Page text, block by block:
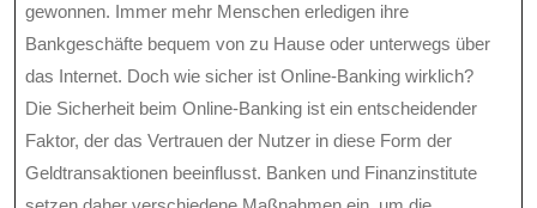
gewonnen. Immer mehr Menschen erledigen ihre
Bankgeschäfte bequem von zu Hause oder unterwegs über
das Internet. Doch wie sicher ist Online-Banking wirklich?
Die Sicherheit beim Online-Banking ist ein entscheidender
Faktor, der das Vertrauen der Nutzer in diese Form der
Geldtransaktionen beeinflusst. Banken und Finanzinstitute